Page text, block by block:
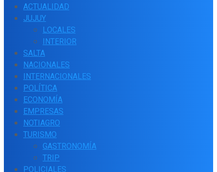
ACTUALIDAD
JUJUY
LOCALES
INTERIOR
SALTA
NACIONALES
INTERNACIONALES
POLÍTICA
ECONOMÍA
EMPRESAS
NOTIAGRO
TURISMO
GASTRONOMÍA
TRIP
POLICIALES